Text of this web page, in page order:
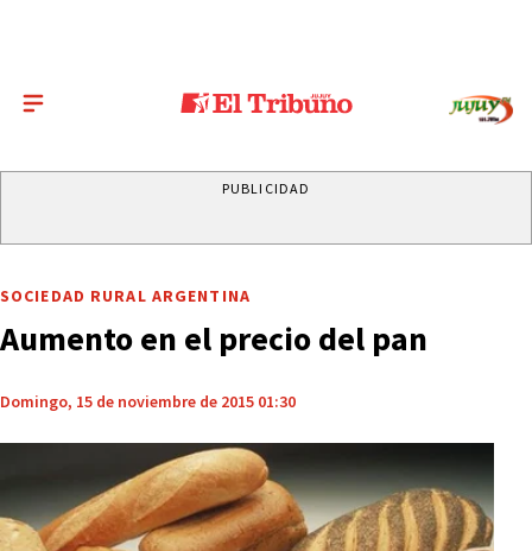
PUBLICIDAD
SOCIEDAD RURAL ARGENTINA
Aumento en el precio del pan
Domingo, 15 de noviembre de 2015 01:30